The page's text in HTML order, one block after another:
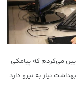
می‌کردم که پیامکی
نیاز به نیرو دارد